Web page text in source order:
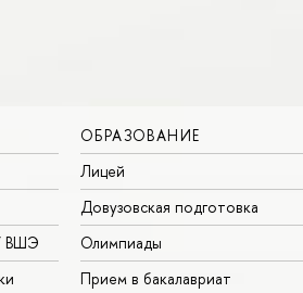
ВШЭ
ОБРАЗОВАНИЕ
Лицей
Довузовская подготовка
Олимпиады
Прием в бакалавриат